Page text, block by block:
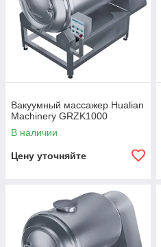
Вакуумный массажер Hualian
Machinery GRZK1000
В наличии
Цену уточняйте